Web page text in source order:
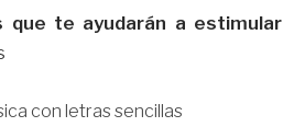
que te ayudarán a estimular
con letras sencillas